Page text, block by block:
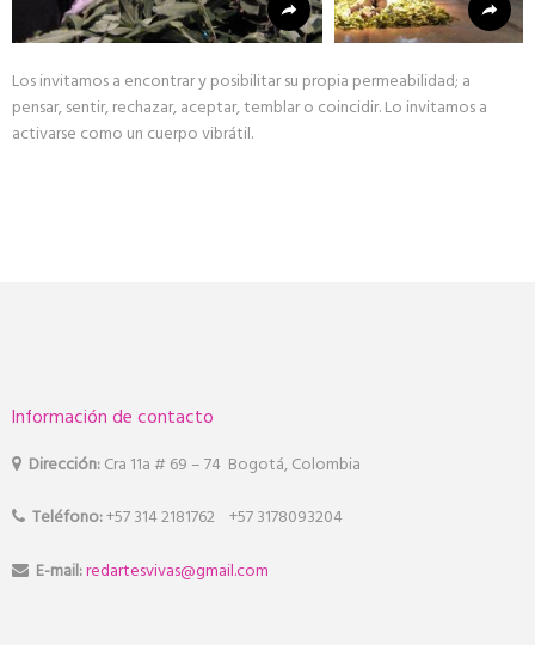
Los invitamos a encontrar y posibilitar su propia permeabilidad; a
pensar, sentir, rechazar, aceptar, temblar o coincidir. Lo invitamos a
activarse como un cuerpo vibrátil.
Información de contacto
Dirección:Cra 11a # 69 – 74 Bogotá, Colombia
Teléfono:+57 314 2181762 +57 3178093204
E-mail:redartesvivas@gmail.com